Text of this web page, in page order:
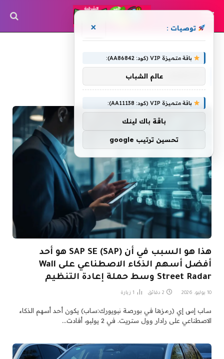
هذا هو السبب في أن SAP SE (SAP) هو أحد
أفضل أسهم الذكاء الاصطناعي على Wall
Street Radar وسط حملة إعادة التنظيم
10 يوليو، 2026 2 دقائق 1 زيارة
ساب إس إي (رمزها في بورصة نيويورك:ساب) يكون أحد أسهم الذكاء
الاصطناعي على رادار وول ستريت. في 2 يوليو، أفادت…
توصيات : ×
باقة متميزة VIP (كود: AA86842):
عالم الشباب
باقة متميزة VIP (كود: AA11138):
باقة باك لينك
تحسين ترتيب google